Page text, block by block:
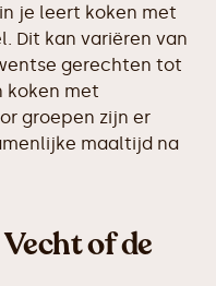
je leert koken met
Dit kan variëren van
gerechten tot
koken met
groepen zijn er
maaltijd na
of de